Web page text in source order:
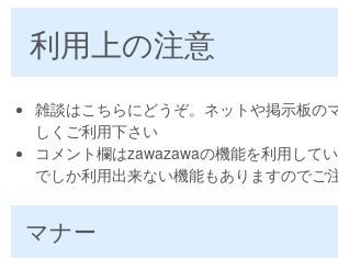
利用上の注意
雑談はこちらにどうぞ。ネットや掲示板の
しくご利用下さい
コメント欄はzawazawaの機能を利用して
でしか利用出来ない機能もありますのでご
マナー